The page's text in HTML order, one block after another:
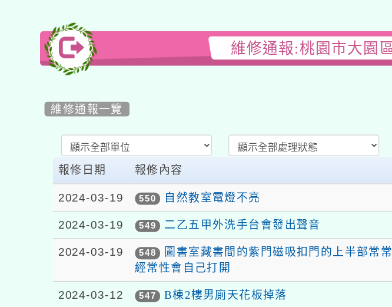
維修通報:桃園市大園
維修通報一覽
Repair
報修日期 報修內容
2024-03-19 550 自然教室電燈不亮
2024-03-19 549 二乙五甲外洗手台會發出聲音
2024-03-19 548
圖書室藏書間的紫門磁吸扣門的上半部常
經常性會自己打開
2024-03-12 547 B棟2樓男廁天花板掉落